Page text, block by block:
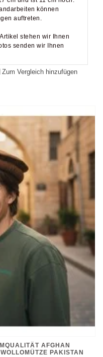
können
auftreten.
stehen wir Ihnen
senden wir Ihnen
Zum Vergleich hinzufügen
AFGHAN
PAKISTAN